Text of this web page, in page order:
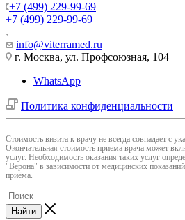
+7 (499) 229-99-69
+7 (499) 229-99-69
info@viterramed.ru
г. Москва, ул. Профсоюзная, 104
WhatsApp
Политика конфиденциальности
Cтоимость визита к врачу не всегда совпадает с
Окончательная стоимость приема врача может
услуг. Необходимость оказания таких услуг
"Верона" в зависимости от медицинских
приёма.
Найти